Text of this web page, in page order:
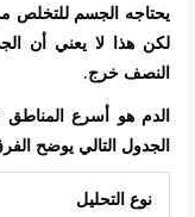
النصف خرج.
الدم هو أسرع
الجدول التالي يوضح
نوع التحليل